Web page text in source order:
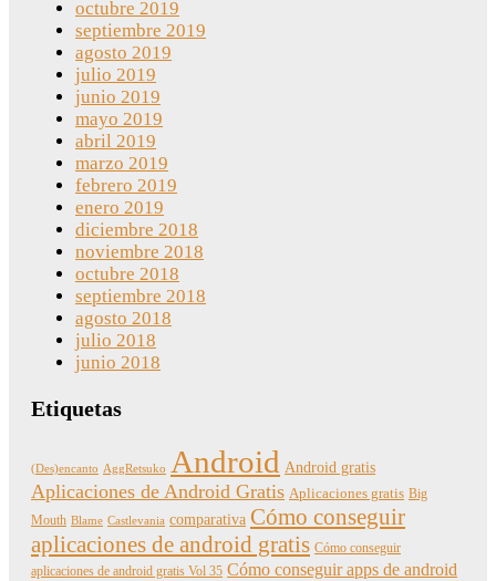
octubre 2019
septiembre 2019
agosto 2019
julio 2019
junio 2019
mayo 2019
abril 2019
marzo 2019
febrero 2019
enero 2019
diciembre 2018
noviembre 2018
octubre 2018
septiembre 2018
agosto 2018
julio 2018
junio 2018
Etiquetas
(Des)encanto AggRetsuko Android Android gratis
Aplicaciones de Android Gratis Aplicaciones gratis Big
Mouth Blame Castlevania comparativa Cómo conseguir
aplicaciones de android gratis Cómo conseguir
aplicaciones de android gratis Vol 35 Cómo conseguir apps de android